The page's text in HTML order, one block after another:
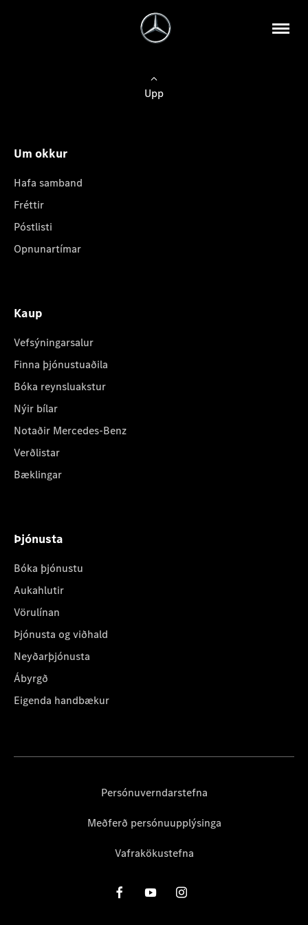
Upp
Um okkur
Hafa samband
Fréttir
Póstlisti
Opnunartímar
Kaup
Vefsýningarsalur
Finna þjónustuaðila
Bóka reynsluakstur
Nýir bílar
Notaðir Mercedes-Benz
Verðlistar
Bæklingar
Þjónusta
Bóka þjónustu
Aukahlutir
Vörulínan
Þjónusta og viðhald
Neyðarþjónusta
Ábyrgð
Eigenda handbækur
Persónuverndarstefna
Meðferð persónuupplýsinga
Vafrakökustefna